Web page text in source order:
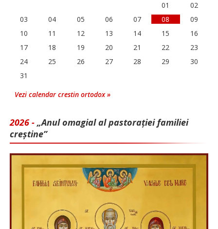
01
02
03
04 05 06 07 08
09
10
11 12 13 14 15
16
17
18 19 20 21 22
23
24
25 26 27 28 29
30
31
Vezi calendar crestin ortodox »
2026 - „Anul omagial al pastorației familiei
creștine”